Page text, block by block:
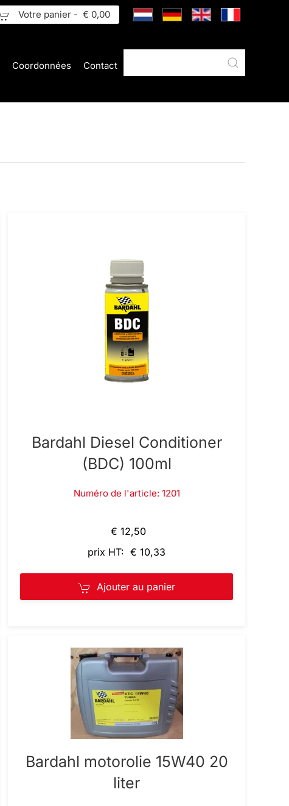
Votre panier - € 0,00
Coordonnées Contact
Bardahl Diesel Conditioner
(BDC) 100ml
Numéro de l'article: 1201
€ 12,50
prix HT: € 10,33
Ajouter au panier
Bardahl motorolie 15W40 20
liter